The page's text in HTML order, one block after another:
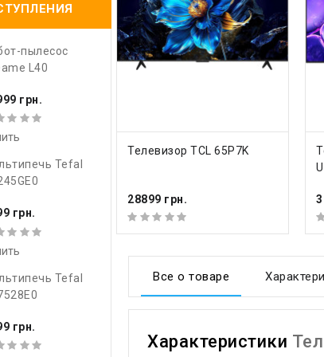
пылесос
L40
грн.
Tefal
грн.
Tefal
грн.
КУПИТЬ
Телевизор TCL 65P7K
28899 грн.
Все о товаре
Характеристики